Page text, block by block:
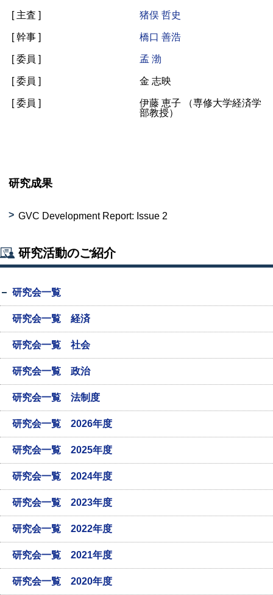
[ 主査 ] 猪俣 哲史
[ 幹事 ] 橋口 善浩
[ 委員 ] 孟 渤
[ 委員 ] 金 志映
[ 委員 ]
伊藤 恵子 （専修大学経済学
部教授）
研究成果
GVC Development Report: Issue 2
研究活動のご紹介
研究会一覧
研究会一覧 経済
研究会一覧 社会
研究会一覧 政治
研究会一覧 法制度
研究会一覧 2026年度
研究会一覧 2025年度
研究会一覧 2024年度
研究会一覧 2023年度
研究会一覧 2022年度
研究会一覧 2021年度
研究会一覧 2020年度